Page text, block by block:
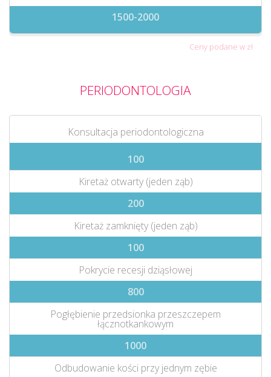
1500-2000
Ceny podane w zł
PERIODONTOLOGIA
Konsultacja periodontologiczna
100
Kiretaż otwarty (jeden ząb)
200
Kiretaż zamknięty (jeden ząb)
100
Pokrycie recesji dziąsłowej
800
Pogłębienie przedsionka przeszczepem
łącznotkankowym
1000
Odbudowanie kości przy jednym zębie